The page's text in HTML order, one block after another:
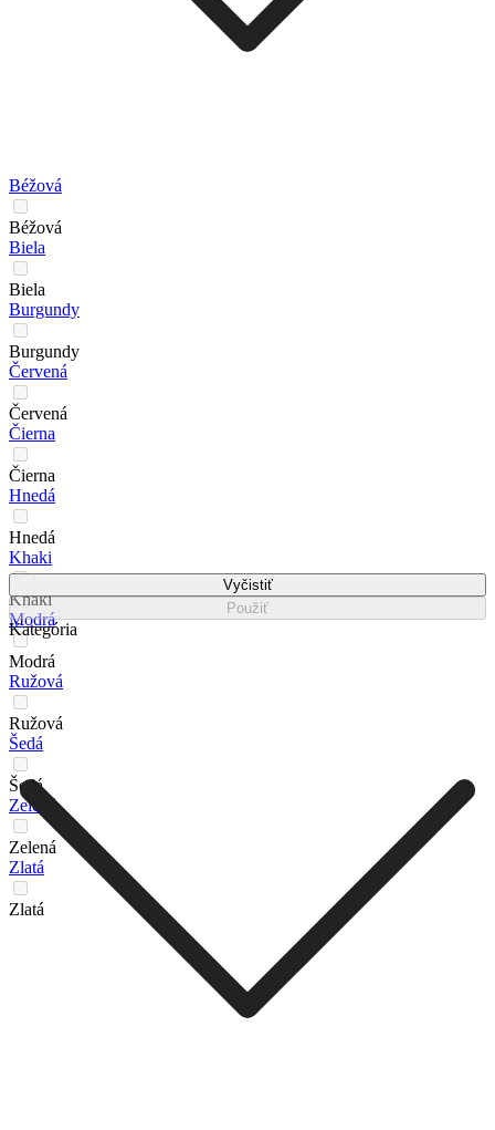
Béžová
Béžová
Biela
Biela
Burgundy
Burgundy
Červená
Červená
Čierna
Čierna
Hnedá
Hnedá
Khaki
Khaki
Modrá
Modrá
Ružová
Ružová
Šedá
Šedá
Zelená
Zelená
Zlatá
Zlatá
Vyčistiť
Použiť
Kategória